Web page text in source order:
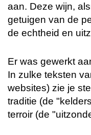
aan. Deze wijn,
getuigen van de
de echtheid en
Er was gewerkt
In zulke teksten
websites) zie je
traditie (de
terroir (de